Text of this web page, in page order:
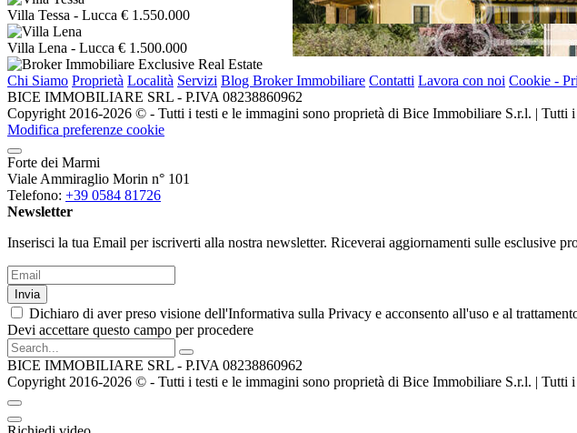
Villa Tessa - Lucca € 1.550.000
Villa Lena - Lucca € 1.500.000
Chi Siamo Proprietà Località Servizi Blog Broker Immobiliare Contatti Lavora con noi Cookie -
BICE IMMOBILIARE SRL - P.IVA 08238860962
Copyright 2016-2026 ©️ - Tutti i testi e le immagini sono proprietà di Bice Immobiliare S.r.l. | Tutti
Modifica preferenze cookie
Forte dei Marmi
Viale Ammiraglio Morin n° 101
Telefono: +39 0584 81726
Newsletter
Inserisci la tua Email per iscriverti alla nostra newsletter. Riceverai aggiornamenti sulle esclusive
Invia
Dichiaro di aver preso visione dell'Informativa sulla Privacy e acconsento all'uso e al
Devi accettare questo campo per procedere
BICE IMMOBILIARE SRL - P.IVA 08238860962
Copyright 2016-2026 ©️ - Tutti i testi e le immagini sono proprietà di Bice Immobiliare S.r.l. | Tutti